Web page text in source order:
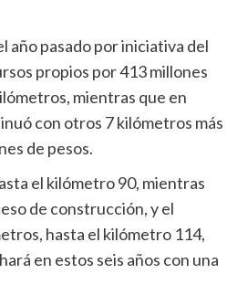
año pasado por iniciativa del
propios por 413 millones
mientras que en
con otros 7 kilómetros más
de pesos.
el kilómetro 90, mientras
de construcción, y el
hasta el kilómetro 114,
en estos seis años con una